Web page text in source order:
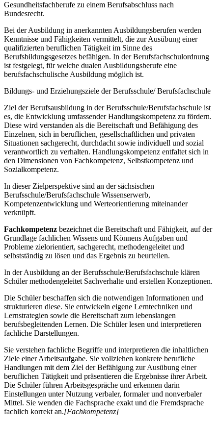
Gesundheitsfachberufe zu einem Berufsabschluss nach
Bundesrecht.
Bei der Ausbildung in anerkannten Ausbildungsberufen werden
Kenntnisse und Fähigkeiten vermittelt, die zur Ausübung einer
qualifizierten beruflichen Tätigkeit im Sinne des
Berufsbildungsgesetzes befähigen. In der Berufsfachschulordnung
ist festgelegt, für welche dualen Ausbildungsberufe eine
berufsfachschulische Ausbildung möglich ist.
Bildungs- und Erziehungsziele der Berufsschule/ Berufsfachschule
Ziel der Berufsausbildung in der Berufsschule/Berufsfachschule ist
es, die Entwicklung umfassender Handlungskompetenz zu fördern.
Diese wird verstanden als die Bereitschaft und Befähigung des
Einzelnen, sich in beruflichen, gesellschaftlichen und privaten
Situationen sachgerecht, durchdacht sowie individuell und sozial
verantwortlich zu verhalten. Handlungskompetenz entfaltet sich in
den Dimensionen von Fachkompetenz, Selbstkompetenz und
Sozialkompetenz.
In dieser Zielperspektive sind an der sächsischen
Berufsschule/Berufsfachschule Wissenserwerb,
Kompetenzentwicklung und Werteorientierung miteinander
verknüpft.
Fachkompetenz bezeichnet die Bereitschaft und Fähigkeit, auf der
Grundlage fachlichen Wissens und Könnens Aufgaben und
Probleme zielorientiert, sachgerecht, methodengeleitet und
selbstständig zu lösen und das Ergebnis zu beurteilen.
In der Ausbildung an der Berufsschule/Berufsfachschule klären
Schüler methodengeleitet Sachverhalte und erstellen Konzeptionen.
Die Schüler beschaffen sich die notwendigen Informationen und
strukturieren diese. Sie entwickeln eigene Lerntechniken und
Lernstrategien sowie die Bereitschaft zum lebenslangen
berufsbegleitenden Lernen. Die Schüler lesen und interpretieren
fachliche Darstellungen.
Sie verstehen fachliche Begriffe und interpretieren die inhaltlichen
Ziele einer Arbeitsaufgabe. Sie vollziehen konkrete berufliche
Handlungen mit dem Ziel der Befähigung zur Ausübung einer
beruflichen Tätigkeit und präsentieren die Ergebnisse ihrer Arbeit.
Die Schüler führen Arbeitsgespräche und erkennen darin
Einstellungen unter Nutzung verbaler, formaler und nonverbaler
Mittel. Sie wenden die Fachsprache exakt und die Fremdsprache
fachlich korrekt an.[Fachkompetenz]